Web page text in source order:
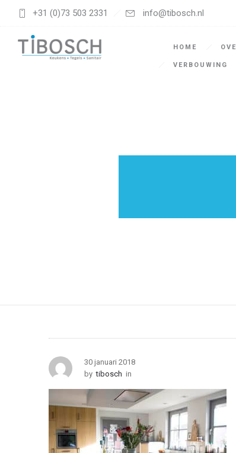
+31 (0)73 503 2331 info@tibosch.nl
HOME
VERBOUWING
30 januari 2018
by tibosch in